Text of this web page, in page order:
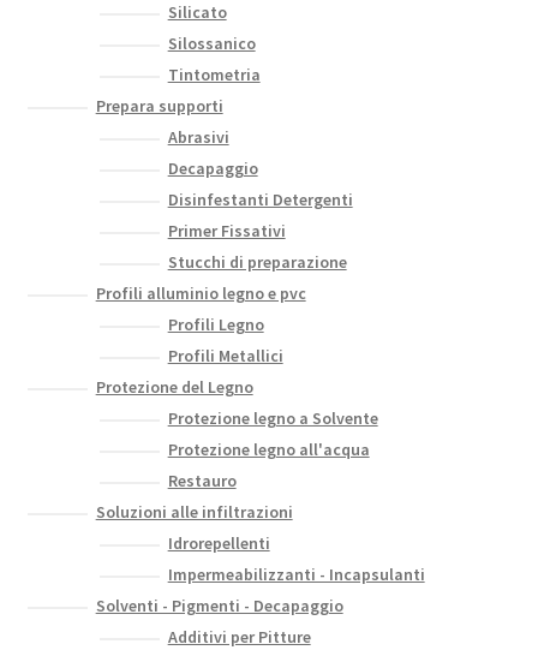
Silicato
Silossanico
Tintometria
Prepara supporti
Abrasivi
Decapaggio
Disinfestanti Detergenti
Primer Fissativi
Stucchi di preparazione
Profili alluminio legno e pvc
Profili Legno
Profili Metallici
Protezione del Legno
Protezione legno a Solvente
Protezione legno all'acqua
Restauro
Soluzioni alle infiltrazioni
Idrorepellenti
Impermeabilizzanti - Incapsulanti
Solventi - Pigmenti - Decapaggio
Additivi per Pitture